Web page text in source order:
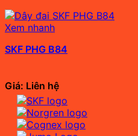
Xem nhanh
SKF PHG B84
Giá: Liên hệ